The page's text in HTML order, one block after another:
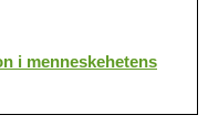
i menneskehetens